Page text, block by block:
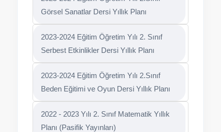
Görsel Sanatlar Dersi Yıllık Planı
2023-2024 Eğitim Öğretim Yılı 2. Sınıf
Serbest Etkinlikler Dersi Yıllık Planı
2023-2024 Eğitim Öğretim Yılı 2.Sınıf
Beden Eğitimi ve Oyun Dersi Yıllık Planı
2022 - 2023 Yılı 2. Sınıf Matematik Yıllık
Planı (Pasifik Yayınları)